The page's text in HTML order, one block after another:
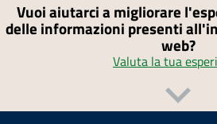
Vuoi aiutarci a migliorare
delle informazioni presenti
web?
Valuta la tua